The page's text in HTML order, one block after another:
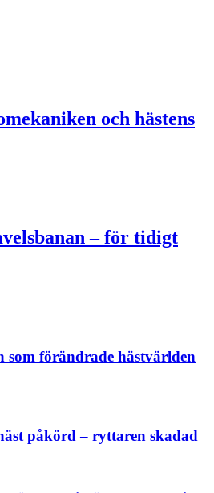
och hästens
– för tidigt
som förändrade hästvärlden
påkörd – ryttaren skadad